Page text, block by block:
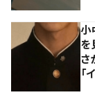
小
を
さ
「